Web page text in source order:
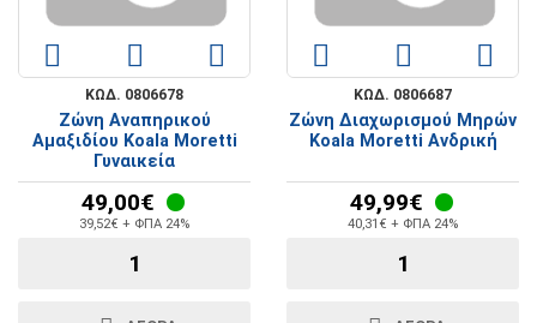
ΚΩΔ. 0806678
Ζώνη Αναπηρικού
Αμαξιδίου Koala Moretti
Γυναικεία
49,00€
39,52€ + ΦΠΑ 24%
ΚΩΔ. 0806687
Ζώνη Διαχωρισμού Μηρών
Koala Moretti Ανδρική
49,99€
40,31€ + ΦΠΑ 24%